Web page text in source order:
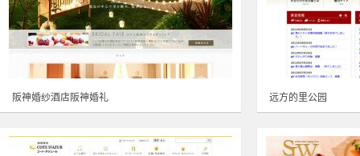
阪神婚纱酒店阪神婚礼 远方的里公园